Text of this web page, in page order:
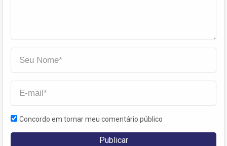
Concordo em tornar meu comentário público